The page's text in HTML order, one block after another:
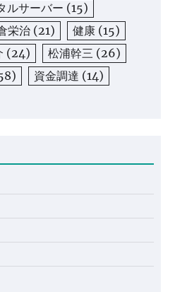
ルサーバー (15)
栄治 (21) 健康 (15)
(24) 松浦幹三 (26)
資金調達 (14)